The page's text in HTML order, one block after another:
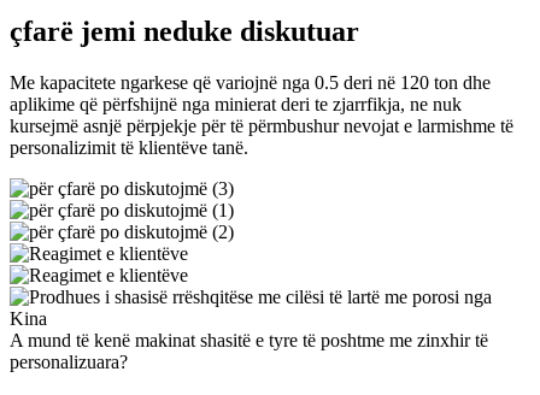
çfarë jemi neduke diskutuar
Me kapacitete ngarkese që variojnë nga 0.5 deri në 120 ton dhe
aplikime që përfshijnë nga minierat deri te zjarrfikja, ne nuk
kursejmë asnjë përpjekje për të përmbushur nevojat e larmishme të
personalizimit të klientëve tanë.
A mund të kenë makinat shasitë e tyre të poshtme me zinxhir të
personalizuara?